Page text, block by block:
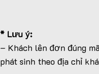
* Lưu ý:
– Khách lên đơn đúng
phát sinh theo địa chỉ